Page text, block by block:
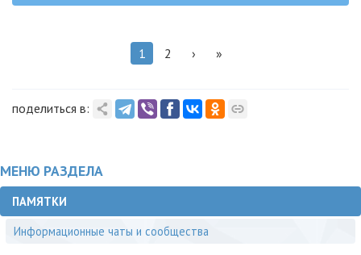
1 2 › »
поделиться в:
МЕНЮ РАЗДЕЛА
ПАМЯТКИ
Информационные чаты и сообщества